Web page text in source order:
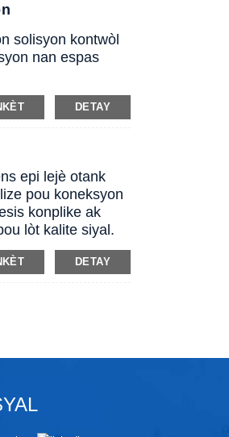
solisyon kontwòl
nan espas
DETAY
epi lejè otank
pou koneksyon
konplike ak
lòt kalite siyal.
DETAY